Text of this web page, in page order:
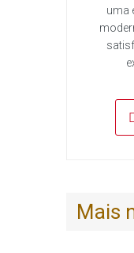
uma
Mais